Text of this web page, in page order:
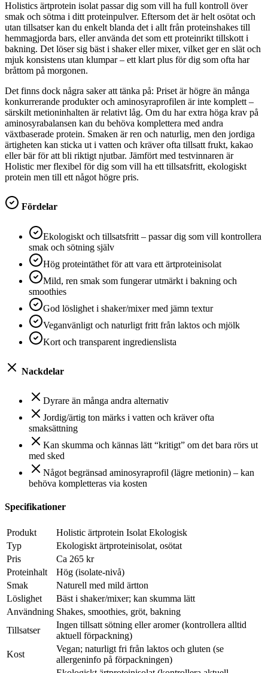
Holistics ärtprotein isolat passar dig som vill ha full kontroll över
smak och sötma i ditt proteinpulver. Eftersom det är helt osötat och
utan tillsatser kan du enkelt blanda det i allt från proteinshakes till
hemmagjorda bars, eller använda det som ett proteinrikt tillskott i
bakning. Det löser sig bäst i shaker eller mixer, vilket ger en slät och
mjuk konsistens utan klumpar – ett klart plus för dig som ofta har
bråttom på morgonen.
Det finns dock några saker att tänka på: Priset är högre än många
konkurrerande produkter och aminosyraprofilen är inte komplett –
särskilt metioninhalten är relativt låg. Om du har extra höga krav på
aminosyrabalansen kan du behöva komplettera med andra
växtbaserade protein. Smaken är ren och naturlig, men den jordiga
ärtigheten kan sticka ut i vatten och kräver ofta tillsatt frukt, kakao
eller bär för att bli riktigt njutbar. Jämfört med testvinnaren är
Holistic mer flexibel för dig som vill ha ett tillsatsfritt, ekologiskt
protein men till ett något högre pris.
Fördelar
Ekologiskt och tillsatsfritt – passar dig som vill kontrollera
smak och sötning själv
Hög proteintäthet för att vara ett ärtproteinisolat
Mild, ren smak som fungerar utmärkt i bakning och
smoothies
God löslighet i shaker/mixer med jämn textur
Veganvänligt och naturligt fritt från laktos och mjölk
Kort och transparent ingredienslista
Nackdelar
Dyrare än många andra alternativ
Jordig/ärtig ton märks i vatten och kräver ofta
smaksättning
Kan skumma och kännas lätt “kritigt” om det bara rörs ut
med sked
Något begränsad aminosyraprofil (lägre metionin) – kan
behöva kompletteras via kosten
Specifikationer
Produkt
Holistic ärtprotein Isolat Ekologisk
Typ
Ekologiskt ärtproteinisolat, osötat
Pris
Ca 265 kr
Proteinhalt
Hög (isolate-nivå)
Smak
Naturell med mild ärtton
Löslighet
Bäst i shaker/mixer; kan skumma lätt
Användning Shakes, smoothies, gröt, bakning
Tillsatser
Ingen tillsatt sötning eller aromer (kontrollera alltid
aktuell förpackning)
Kost
Vegan; naturligt fri från laktos och gluten (se
allergeninfo på förpackningen)